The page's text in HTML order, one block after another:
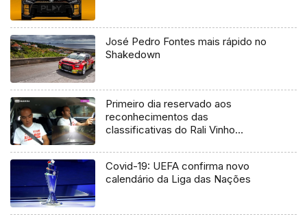
José Pedro Fontes mais rápido no
Shakedown
Primeiro dia reservado aos
reconhecimentos das
classificativas do Rali Vinho
Covid-19: UEFA confirma novo
calendário da Liga das Nações